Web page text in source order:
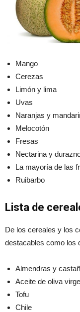
Mango
Cerezas
Limón y lima
Uvas
Naranjas y
Melocotón
Fresas
Nectarina y
La mayoría de las
Ruibarbo
Lista de
De los cereales y los
destacables como los
Almendras y
Aceite de oliva
Tofu
Chile